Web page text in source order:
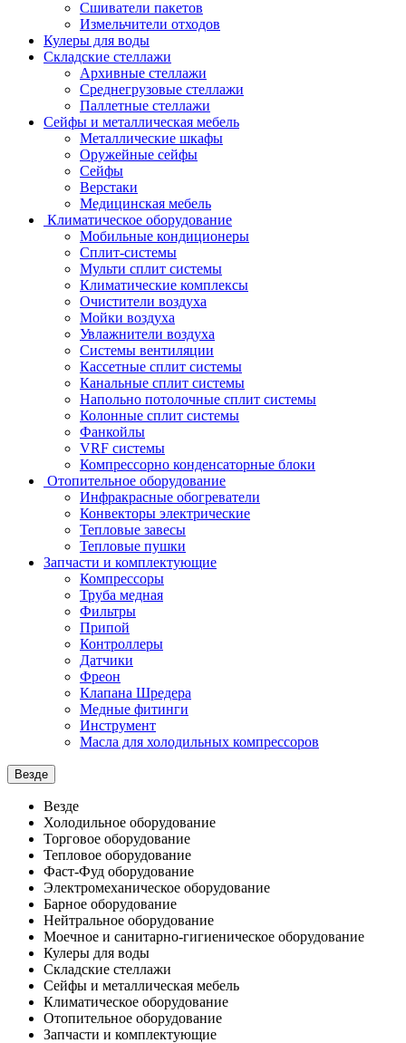
Сшиватели пакетов
Измельчители отходов
Кулеры для воды
Складские стеллажи
Архивные стеллажи
Среднегрузовые стеллажи
Паллетные стеллажи
Сейфы и металлическая мебель
Металлические шкафы
Оружейные сейфы
Сейфы
Верстаки
Медицинская мебель
Климатическое оборудование
Мобильные кондиционеры
Сплит-системы
Мульти сплит системы
Климатические комплексы
Очистители воздуха
Мойки воздуха
Увлажнители воздуха
Системы вентиляции
Кассетные сплит системы
Канальные сплит системы
Напольно потолочные сплит системы
Колонные сплит системы
Фанкойлы
VRF системы
Компрессорно конденсаторные блоки
Отопительное оборудование
Инфракрасные обогреватели
Конвекторы электрические
Тепловые завесы
Тепловые пушки
Запчасти и комплектующие
Компрессоры
Труба медная
Фильтры
Припой
Контроллеры
Датчики
Фреон
Клапана Шредера
Медные фитинги
Инструмент
Масла для холодильных компрессоров
Везде
Везде
Холодильное оборудование
Торговое оборудование
Тепловое оборудование
Фаст-Фуд оборудование
Электромеханическое оборудование
Барное оборудование
Нейтральное оборудование
Моечное и санитарно-гигиеническое оборудование
Кулеры для воды
Складские стеллажи
Сейфы и металлическая мебель
Климатическое оборудование
Отопительное оборудование
Запчасти и комплектующие